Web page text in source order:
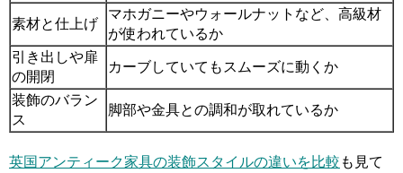
素材と仕上げ
マホガニーやウォールナットなど、高級材
が使われているか
引き出しや扉
の開閉
カーブしていてもスムーズに動くか
装飾のバラン
ス
脚部や金具との調和が取れているか
英国アンティーク家具の装飾スタイルの違いを比較 も見て